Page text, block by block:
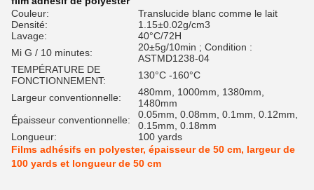
Couleur:
Translucide blanc comme le lait
Densité:
1.15±0.02g/cm3
Lavage:
40°C/72H
Mi G / 10 minutes:
20±5g/10min ; Condition :
ASTMD1238-04
TEMPÉRATURE DE
FONCTIONNEMENT:
130°C -160°C
Largeur conventionnelle:
480mm, 1000mm, 1380mm,
1480mm
Épaisseur conventionnelle:
0.05mm, 0.08mm, 0.1mm, 0.12mm,
0.15mm, 0.18mm
Longueur:
100 yards
Films adhésifs en polyester, épaisseur de 50 cm, largeur de
100 yards et longueur de 50 cm